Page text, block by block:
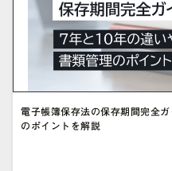
電子帳簿保存法の保存期間完全
のポイントを解説